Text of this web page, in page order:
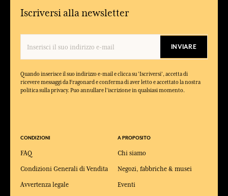
Iscriversi alla newsletter
INVIARE
Quando inserisce il suo indirizzo e-mail e clicca su 'Iscriversi', accetta di
ricevere messaggi da Fragonard e conferma di aver letto e accettato la nostra
politica sulla privacy. Puo annullare l'iscrizione in qualsiasi momento.
CONDIZIONI
FAQ
Condizioni Generali di Vendita
Avvertenza legale
A PROPOSITO
Chi siamo
Negozi, fabbriche & musei
Eventi